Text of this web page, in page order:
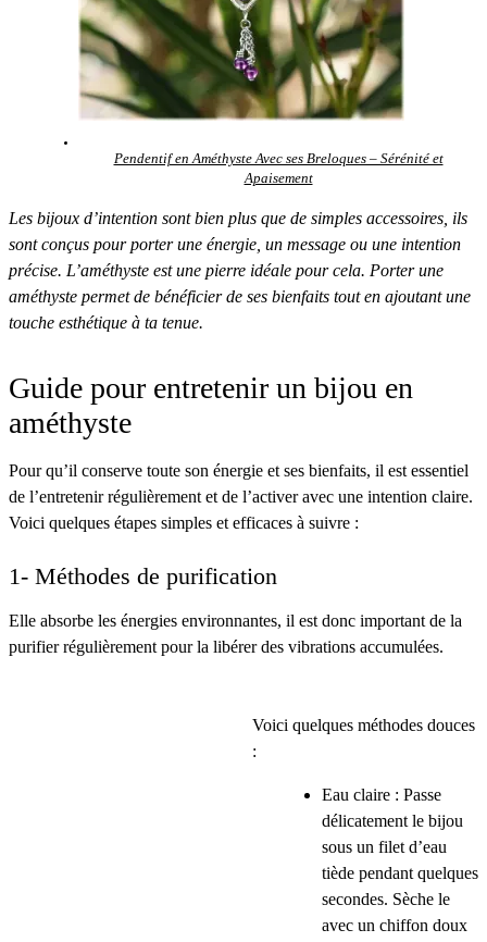
Pendentif en Améthyste Avec ses Breloques – Sérénité et
Apaisement
Les bijoux d’intention sont bien plus que de simples accessoires, ils
sont conçus pour porter une énergie, un message ou une intention
précise. L’améthyste est une pierre idéale pour cela. Porter une
améthyste permet de bénéficier de ses bienfaits tout en ajoutant une
touche esthétique à ta tenue.
Guide pour entretenir un bijou en
améthyste
Pour qu’il conserve toute son énergie et ses bienfaits, il est essentiel
de l’entretenir régulièrement et de l’activer avec une intention claire.
Voici quelques étapes simples et efficaces à suivre :
1- Méthodes de purification
Elle absorbe les énergies environnantes, il est donc important de la
purifier régulièrement pour la libérer des vibrations accumulées.
Voici quelques méthodes douces
:
Eau claire : Passe
délicatement le bijou
sous un filet d’eau
tiède pendant quelques
secondes. Sèche le
avec un chiffon doux